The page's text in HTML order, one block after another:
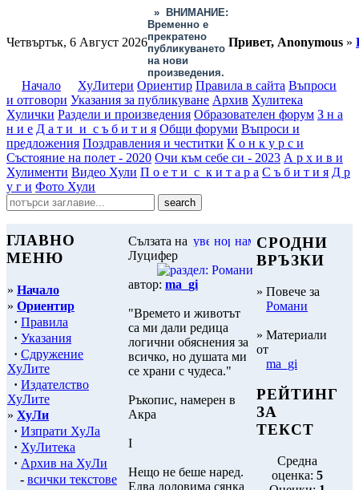
Четвъртък, 6 Август 2026
»
ВНИМАНИЕ:
Временно е
прекратено
публикуването
на нови
произведения.
Привет, Anonymous »
Начало ХуЛитери Ориентир Правила в сайта Въпроси
и отговори Указания за публикуване Архив Хулитека
Хулички Раздели и произведения Образователен форум З н а
н и е Д а т и и с ъ б и т и я Общи форуми Въпроси и
предложения Поздравления и честитки К о н к у р с и
Състояние на полет - 2020 Очи към себе си - 2023 А р х и в и
Хулименти Видео Хули П о е т и с к и т а р а С ъ б и т и я Д р
у г и Фото Хули
ГЛАВНО
МЕНЮ
» Начало
» Ориентир
· Правила
· Указания
· Сдружение
ХуЛите
· Издателство
ХуЛите
» ХуЛи
· Изпрати ХуЛа
· ХуЛитека
· Архив на ХуЛи
- всички текстове
Сълзата на
Луцифер
автор: ma_gi
"Времето и животът
са ми дали редица
логични обяснения за
всичко, но душата ми
се храни с чудеса."
Ръкопис, намерен в
Акра
І
Нещо не беше наред.
Едва доловима сянка
СРОДНИ
ВРЪЗКИ
» Повече за
Романи
» Материали
от
ma_gi
РЕЙТИНГ
ЗА
ТЕКСТ
Средна
оценка: 5